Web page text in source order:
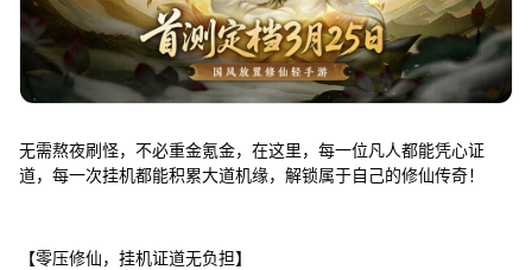
无需熬夜刷怪，不必重金氪金，在这里，每一位凡人都能凭心证
道，每一次挂机都能积累大道机缘，解锁属于自己的修仙传奇！
【零压修仙，挂机证道无负担】